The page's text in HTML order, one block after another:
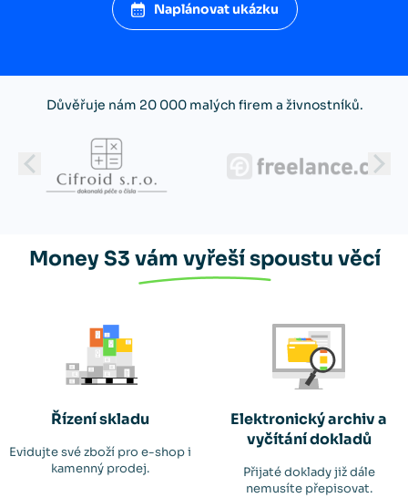
Naplánovat ukázku
Důvěřuje nám 20 000 malých firem a živnostníků.
Money S3 vám vyřeší spoustu věcí
Řízení skladu
Evidujte své zboží pro e-shop i
kamenný prodej.
Elektronický archiv a
vyčítání dokladů
Přijaté doklady již dále
nemusíte přepisovat.